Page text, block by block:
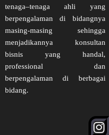
tenaga–tenaga ahli yang
berpengalaman di bidangnya
masing-masing sehingga
menjadikannya konsultan
bisnis yang handal,
professional dan
berpengalaman di berbagai
bidang.